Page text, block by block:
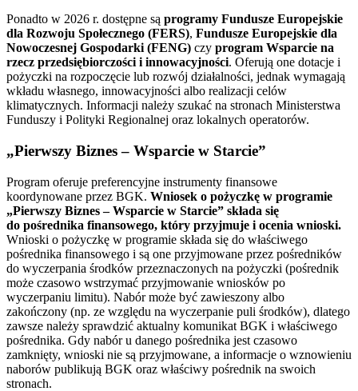
Ponadto w 2026 r. dostępne są programy Fundusze Europejskie
dla Rozwoju Społecznego (FERS), Fundusze Europejskie dla
Nowoczesnej Gospodarki (FENG) czy program Wsparcie na
rzecz przedsiębiorczości i innowacyjności. Oferują one dotacje i
pożyczki na rozpoczęcie lub rozwój działalności, jednak wymagają
wkładu własnego, innowacyjności albo realizacji celów
klimatycznych. Informacji należy szukać na stronach Ministerstwa
Funduszy i Polityki Regionalnej oraz lokalnych operatorów.
„Pierwszy Biznes – Wsparcie w Starcie”
Program oferuje preferencyjne instrumenty finansowe
koordynowane przez BGK. Wniosek o pożyczkę w programie
„Pierwszy Biznes – Wsparcie w Starcie” składa się
do pośrednika finansowego, który przyjmuje i ocenia wnioski.
Wnioski o pożyczkę w programie składa się do właściwego
pośrednika finansowego i są one przyjmowane przez pośredników
do wyczerpania środków przeznaczonych na pożyczki (pośrednik
może czasowo wstrzymać przyjmowanie wniosków po
wyczerpaniu limitu). Nabór może być zawieszony albo
zakończony (np. ze względu na wyczerpanie puli środków), dlatego
zawsze należy sprawdzić aktualny komunikat BGK i właściwego
pośrednika. Gdy nabór u danego pośrednika jest czasowo
zamknięty, wnioski nie są przyjmowane, a informacje o wznowieniu
naborów publikują BGK oraz właściwy pośrednik na swoich
stronach.